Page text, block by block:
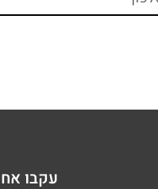
עקבו